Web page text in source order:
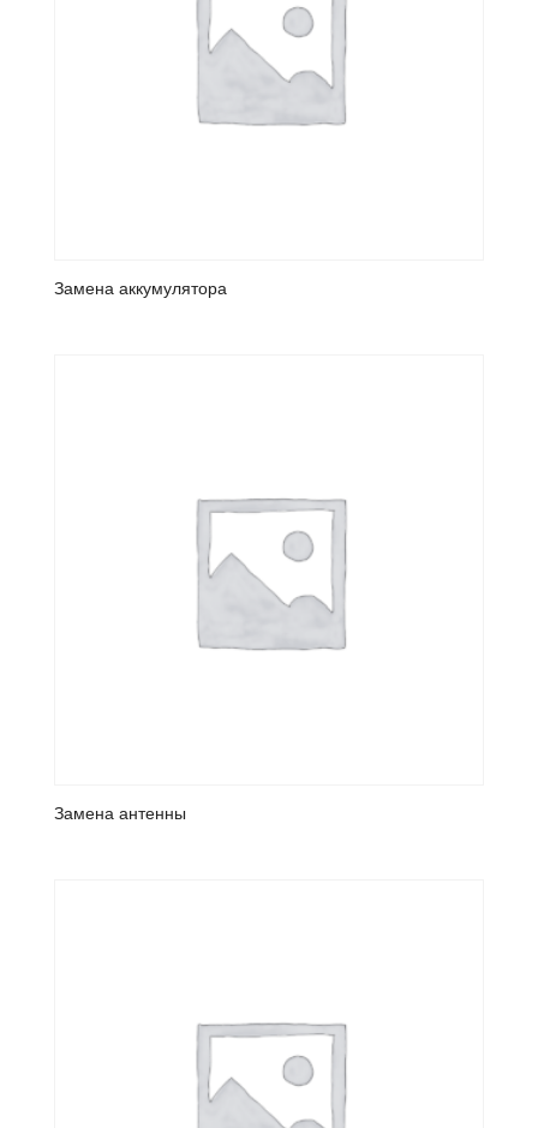
Замена аккумулятора
Замена антенны